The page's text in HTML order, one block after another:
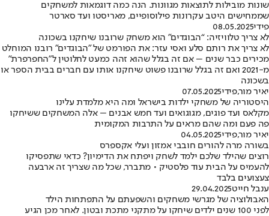
שונות מובילות לתוצאות מגוונות. הנה כמה דוגמאות למשחקים
שממחישים היטב עקרונות פילוסופיים, מאריסטו ועד סארטר
פידי08.05.2025
לא צריך טלוויזיה: “הבוגדים" הוא משחק שרובנו שיחקנו בשכונה
לא צריך את רותם סלע ואסי עזר: את הפורמט של "הבוגדים" רובנו המוחלט
מכירים כבר שנים – אם זה בגלל שהוא זהה כמעט לחלוטין ל"החפרפרת"
מ-2021 ואם זה בגלל שרובנו פשוט שיחקנו אותו עם חברים בבית הספר או
בשכונה
יאיר מור,פידי07.05.2025
היסטוריה של משחקי ילדות בישראל ומה היא מלמדת עלינו
מקלאס ועד פוגים, מגוגואים ועד חמש אבנים – אלה המשחקים ששיחקו
פה פעם ומה שהם מראים על התרבות המקומית
יאיר מור,פידי04.05.2025
בשורה מרה להורים חובבי אמזון ועלי אקספרס
רוצים שהילד שלכם ילמד לשחק ויפתח את הדימיון? כדאי שתפסיקו
להעמיס על הבית עוד פלסטיק • מתברר, שכל מה שצריך זה ארבעה
צעצועים בלבד
ענבל חייט29.04.2025
האבולוציה של מגרשי משחקים והשפעתם על התפתחות הילד
לפני 100 שנים ילדים שיחקו על מתקני מתכת ובטון. לאחר מכן הגיע